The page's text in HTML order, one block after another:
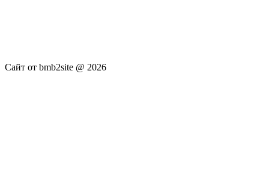
Сайт от bmb2site @ 2026